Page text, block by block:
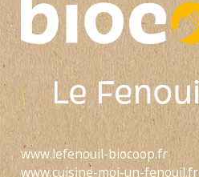
www.lefenouil-biocoop.fr
www.cuisine-moi-un-fenouil.fr